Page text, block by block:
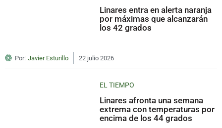
Linares entra en alerta naranja
por máximas que alcanzarán
los 42 grados
Por: Javier Esturillo 22 julio 2026
EL TIEMPO
Linares afronta una semana
extrema con temperaturas por
encima de los 44 grados